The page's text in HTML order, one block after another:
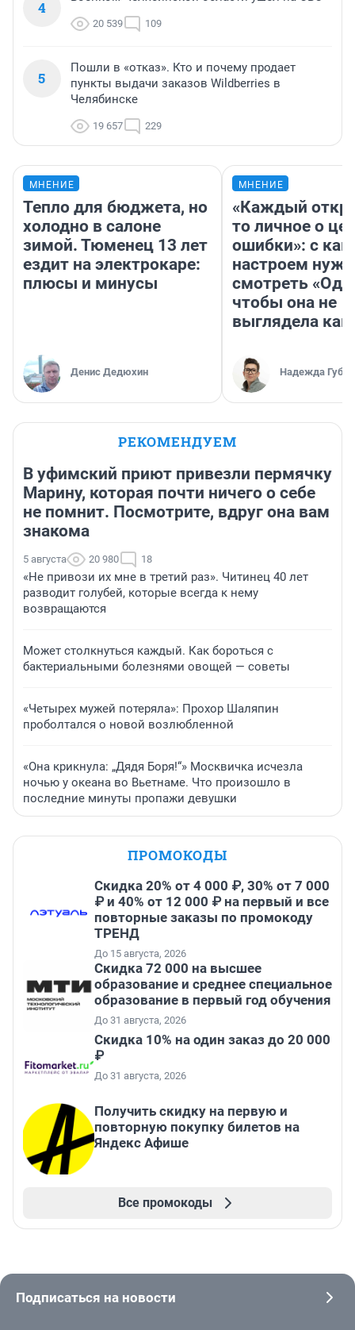
4
20 539 109
5
Пошли в «отказ». Кто и почему продает
пункты выдачи заказов Wildberries в
Челябинске
19 657 229
МНЕНИЕ
Тепло для бюджета, но
холодно в салоне
зимой. Тюменец 13 лет
ездит на электрокаре:
плюсы и минусы
Денис Дедюхин
МНЕНИЕ
«Каждый
то личное о
ошибки»: с
настроем
смотреть
чтобы она не
выглядела как
Надежда
РЕКОМЕНДУЕМ
В уфимский приют привезли пермячку
Марину, которая почти ничего о себе
не помнит. Посмотрите, вдруг она вам
знакома
5 августа 20 980 18
«Не привози их мне в третий раз». Читинец 40 лет
разводит голубей, которые всегда к нему
возвращаются
Может столкнуться каждый. Как бороться с
бактериальными болезнями овощей — советы
«Четырех мужей потеряла»: Прохор Шаляпин
проболтался о новой возлюбленной
«Она крикнула: „Дядя Боря!“» Москвичка исчезла
ночью у океана во Вьетнаме. Что произошло в
последние минуты пропажи девушки
ПРОМОКОДЫ
Скидка 20% от 4 000 ₽, 30% от 7 000
₽ и 40% от 12 000 ₽ на первый и все
повторные заказы по промокоду
ТРЕНД
До 15 августа, 2026
Скидка 72 000 на высшее
образование и среднее специальное
образование в первый год обучения
До 31 августа, 2026
Скидка 10% на один заказ до 20 000
₽
До 31 августа, 2026
Получить скидку на первую и
повторную покупку билетов на
Яндекс Афише
Все промокоды
Подписаться на новости